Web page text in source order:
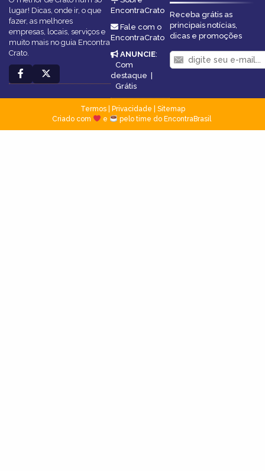
lugar! Dicas, onde ir, o que
fazer, as melhores
empresas, locais, serviços e
muito mais no guia Encontra
Crato.
EncontraCrato
Fale com o
EncontraCrato
ANUNCIE:
Com
destaque
Grátis
Receba grátis as
principais notícias,
dicas e promoções
Termos| Privacidade
Sitemap
Criado com
e pelo time do EncontraBrasil